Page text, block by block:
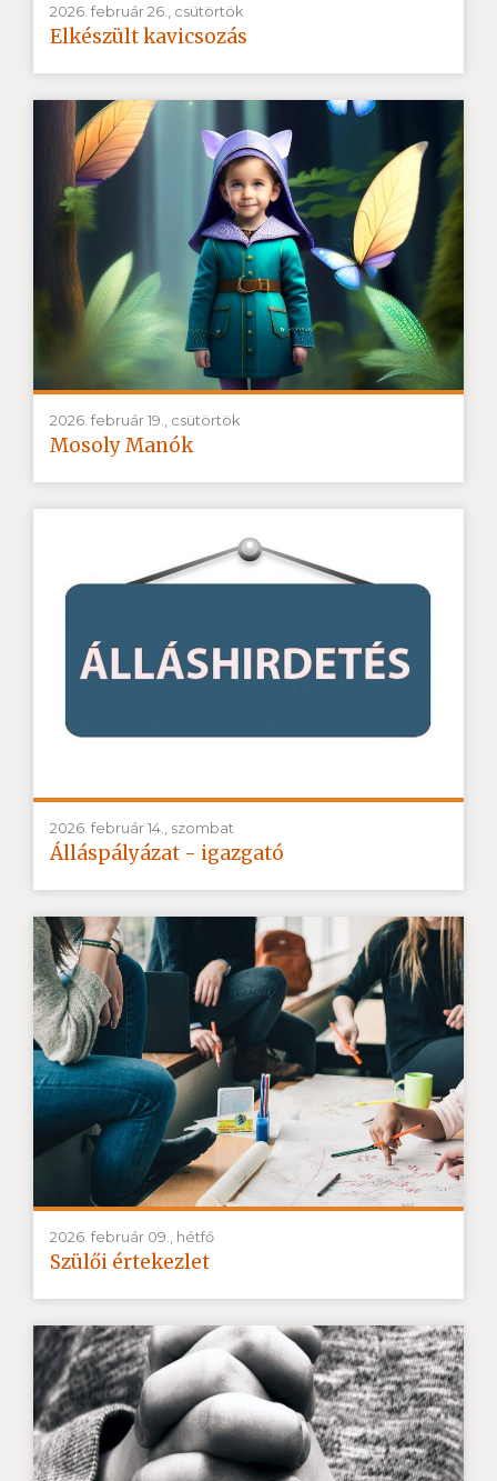
2026. február 26., csütörtök
Elkészült kavicsozás
2026. február 19., csütörtök
Mosoly Manók
2026. február 14., szombat
Álláspályázat - igazgató
2026. február 09., hétfő
Szülői értekezlet